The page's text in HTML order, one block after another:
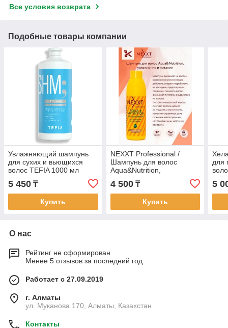
Все условия возврата
Подобные товары компании
Увлажняющий шампунь
для сухих и вьющихся
волос TEFIA 1000 мл
5 450 ₸
Купить
NEXXT Professional /
Шампунь для волос
Aqua&Nutrition,
увлажнение и питание,
1000 мл
4 500₸
Купить
для
5
О нас
Рейтинг не сформирован
Менее 5 отзывов за последний год
Работает с 27.09.2019
г. Алматы
ул. Муканова 170, Алматы, Казахстан
Контакты